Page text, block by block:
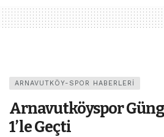
ARNAVUTKÖY-SPOR HABERLERI
Arnavutköyspor
1’le Geçti